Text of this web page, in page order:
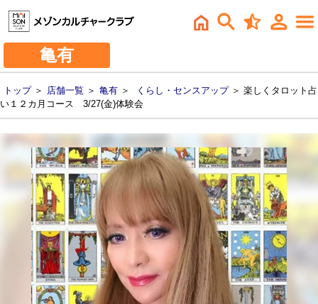
亀有
トップ＞ 店舗一覧 ＞ 亀有 ＞ くらし・センスアップ＞ 楽しくタロット占
い１２カ月コース 3/27(金)体験会